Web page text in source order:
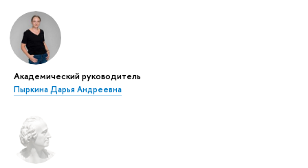
Академический руководитель
Пыркина Дарья Андреевна